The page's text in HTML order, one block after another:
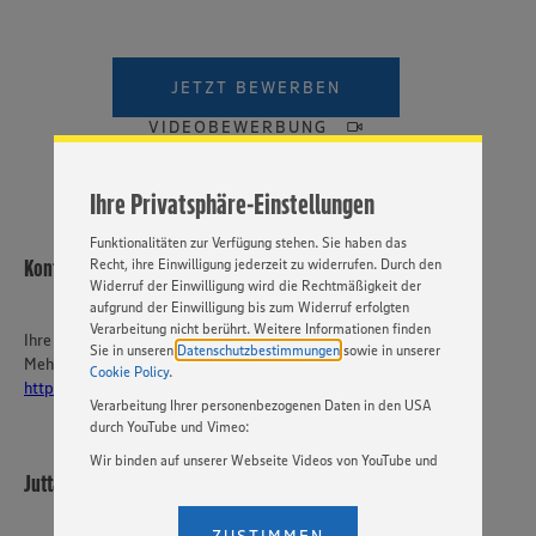
Ihre Privatsphäre-Einstellungen
Website zu personalisieren und Ihnen möglichst relevante
Cookies und anderer Technologien ist freiwillig und kann
„EINSTELLUNGEN ÄNDERN”. Bitte beachten Sie, dass auf
Basis Ihrer Einstellungen ggf. nicht mehr alle
Funktionalitäten zur Verfügung stehen. Sie haben das
Recht, ihre Einwilligung jederzeit zu widerrufen. Durch den
Widerruf der Einwilligung wird die Rechtmäßigkeit der
aufgrund der Einwilligung bis zum Widerruf erfolgten
Verarbeitung nicht berührt. Weitere Informationen finden
Sie in unseren Datenschutzbestimmungen sowie in unserer
Cookie Policy.
Verarbeitung Ihrer personenbezogenen Daten in den USA
durch YouTube und Vimeo:
Wir binden auf unserer Webseite Videos von YouTube und
Einstellungen bezüglich YouTube und Vimeo zu ändern,
JETZT BEWERBEN
VIDEOBEWERBUNG
Kontakt
Ihre Ansprechperson
Mehr über EDEKA Südwest:
https://karriere-edeka.de/
Jutta Weinle-Günter e.Kfr.